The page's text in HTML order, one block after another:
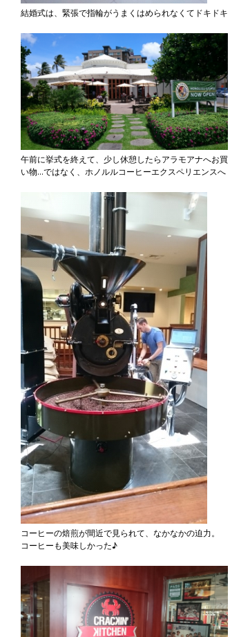
結婚式は、緊張で指輪がうまくはめられなくてドキドキ
午前に挙式を終えて、少し休憩したらアラモアナへお買
い物…ではなく、ホノルルコーヒーエクスペリエンスへ
コーヒーの焙煎が間近で見られて、なかなかの迫力。
コーヒーも美味しかった♪